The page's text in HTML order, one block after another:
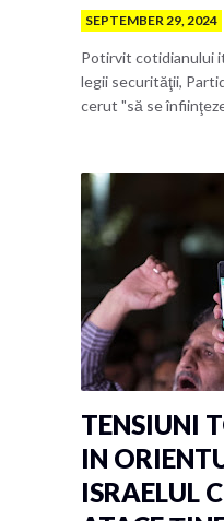
SEPTEMBER 29, 2024
Potirvit cotidianului
legii securităţii,
cerut "să se
TENSIUNI
IN
ISRAELUL